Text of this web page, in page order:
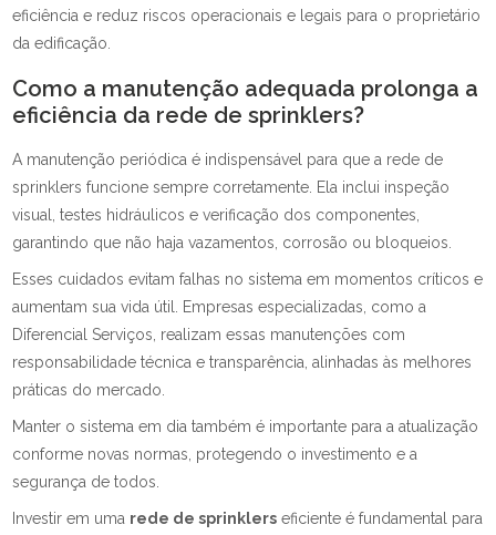
eficiência e reduz riscos operacionais e legais para o proprietário
da edificação.
Como a manutenção adequada prolonga a
eficiência da rede de sprinklers?
A manutenção periódica é indispensável para que a rede de
sprinklers funcione sempre corretamente. Ela inclui inspeção
visual, testes hidráulicos e verificação dos componentes,
garantindo que não haja vazamentos, corrosão ou bloqueios.
Esses cuidados evitam falhas no sistema em momentos críticos e
aumentam sua vida útil. Empresas especializadas, como a
Diferencial Serviços, realizam essas manutenções com
responsabilidade técnica e transparência, alinhadas às melhores
práticas do mercado.
Manter o sistema em dia também é importante para a atualização
conforme novas normas, protegendo o investimento e a
segurança de todos.
Investir em uma rede de sprinklers eficiente é fundamental para